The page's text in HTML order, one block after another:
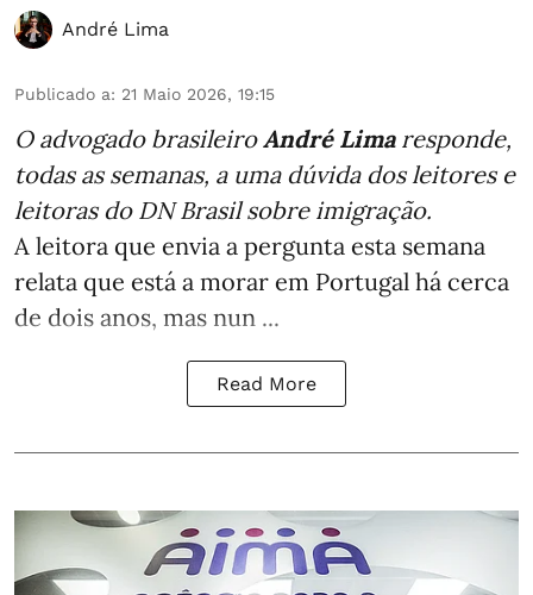
André Lima
Publicado a: 21 Maio 2026, 19:15
O advogado brasileiroAndré Limaresponde,
todas as semanas, a uma dúvida dos leitores e
leitoras do DN Brasil sobre imigração.
A leitora que envia a pergunta esta semana
relata que está a morar em Portugal há cerca
de dois anos, mas nun ...
Read More